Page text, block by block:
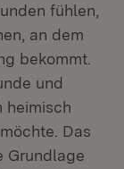
fühlen,
an dem
bekommt.
und
heimisch
Das
Grundlage